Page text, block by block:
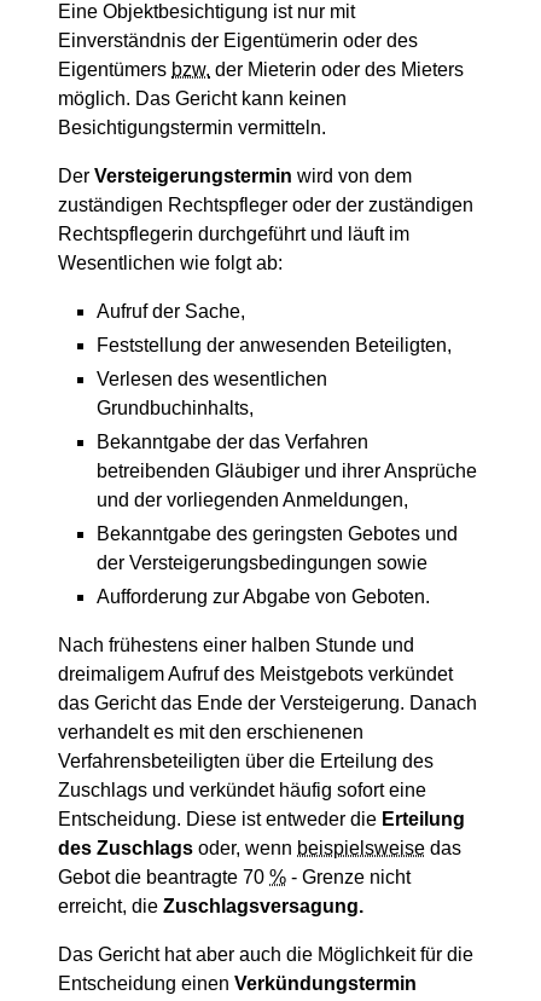
Eine Objektbesichtigung ist nur mit
Einverständnis der Eigentümerin oder des
Eigentümers bzw. der Mieterin oder des Mieters
möglich. Das Gericht kann keinen
Besichtigungstermin vermitteln.
Der Versteigerungstermin wird von dem
zuständigen Rechtspfleger oder der zuständigen
Rechtspflegerin durchgeführt und läuft im
Wesentlichen wie folgt ab:
Aufruf der Sache,
Feststellung der anwesenden Beteiligten,
Verlesen des wesentlichen
Grundbuchinhalts,
Bekanntgabe der das Verfahren
betreibenden Gläubiger und ihrer Ansprüche
und der vorliegenden Anmeldungen,
Bekanntgabe des geringsten Gebotes und
der Versteigerungsbedingungen sowie
Aufforderung zur Abgabe von Geboten.
Nach frühestens einer halben Stunde und
dreimaligem Aufruf des Meistgebots verkündet
das Gericht das Ende der Versteigerung. Danach
verhandelt es mit den erschienenen
Verfahrensbeteiligten über die Erteilung des
Zuschlags und verkündet häufig sofort eine
Entscheidung. Diese ist entweder die Erteilung
des Zuschlags oder, wenn beispielsweise das
Gebot die beantragte 70 % - Grenze nicht
erreicht, die Zuschlagsversagung.
Das Gericht hat aber auch die Möglichkeit für die
Entscheidung einen Verkündungstermin